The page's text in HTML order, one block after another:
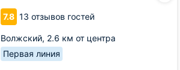
7.8 13 отзывов гостей
Волжский, 2.6 км от центра
Первая линия